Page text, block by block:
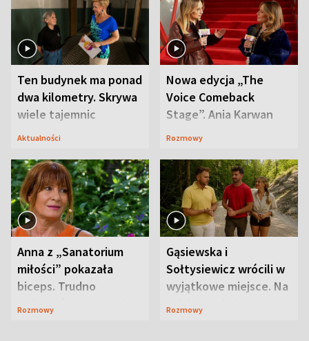
Ten budynek ma ponad
dwa kilometry. Skrywa
wiele tajemnic
Aktualności
Nowa edycja „The
Voice Comeback
Stage”. Ania Karwan
zapowiada
Rozmowy
Anna z „Sanatorium
miłości” pokazała
biceps. Trudno
uwierzyć, co przeszła
Rozmowy
Gąsiewska i
Sołtysiewicz wrócili w
wyjątkowe miejsce. Na
szlaku czekał
Rozmowy